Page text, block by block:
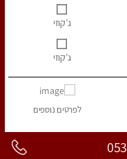
ג’קוזי
ג’קוזי
לפרטים נוספים